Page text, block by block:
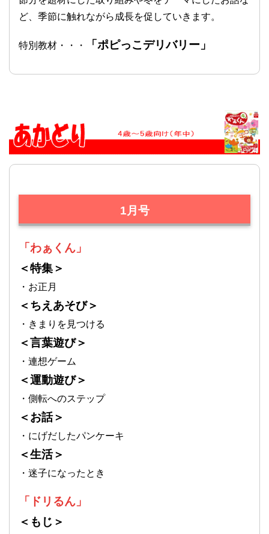
ど、季節に触れながら成長を促していきます。
特別教材・・・ 「ポピっこデリバリー」
1月号
「わぁくん」
＜特集＞
・お正月
＜ちえあそび＞
・きまりを見つける
＜言葉遊び＞
・連想ゲーム
＜運動遊び＞
・側転へのステップ
＜お話＞
・にげだしたパンケーキ
＜生活＞
・迷子になったとき
「ドリるん」
＜もじ＞